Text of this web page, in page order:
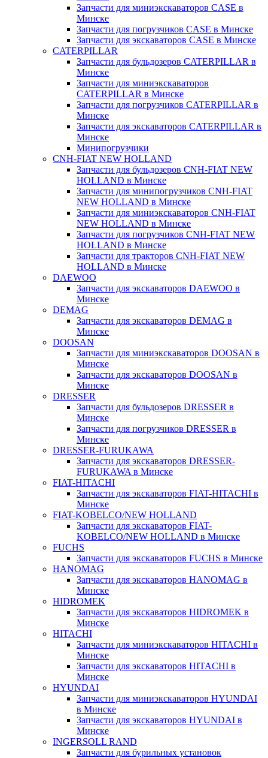
Запчасти для миниэкскаваторов CASE в
Минске
Запчасти для погрузчиков CASE в Минске
Запчасти для экскаваторов CASE в Минске
CATERPILLAR
Запчасти для бульдозеров CATERPILLAR в
Минске
Запчасти для миниэкскаваторов
CATERPILLAR в Минске
Запчасти для погрузчиков CATERPILLAR в
Минске
Запчасти для экскаваторов CATERPILLAR в
Минскe
Минипогрузчики
CNH-FIAT NEW HOLLAND
Запчасти для бульдозеров CNH-FIAT NEW
HOLLAND в Минске
Запчасти для минипогрузчиков CNH-FIAT
NEW HOLLAND в Минске
Запчасти для миниэкскаваторов CNH-FIAT
NEW HOLLAND в Минске
Запчасти для погрузчиков CNH-FIAT NEW
HOLLAND в Минске
Запчасти для тракторов CNH-FIAT NEW
HOLLAND в Минске
DAEWOO
Запчасти для экскаваторов DAEWOO в
Минске
DEMAG
Запчасти для экскаваторов DEMAG в
Минске
DOOSAN
Запчасти для миниэкскаваторов DOOSAN в
Минске
Запчасти для экскаваторов DOOSAN в
Минске
DRESSER
Запчасти для бульдозеров DRESSER в
Минске
Запчасти для погрузчиков DRESSER в
Минске
DRESSER-FURUKAWA
Запчасти для экскаваторов DRESSER-
FURUKAWA в Минске
FIAT-HITACHI
Запчасти для экскаваторов FIAT-HITACHI в
Минске
FIAT-KOBELCO/NEW HOLLAND
Запчасти для экскаваторов FIAT-
KOBELCO/NEW HOLLAND в Минске
FUCHS
Запчасти для экскаваторов FUCHS в Минске
HANOMAG
Запчасти для экскаваторов HANOMAG в
Минске
HIDROMEK
Запчасти для экскаваторов HIDROMEK в
Минске
HITACHI
Запчасти для миниэкскаваторов HITACHI в
Минске
Запчасти для экскаваторов HITACHI в
Минске
HYUNDAI
Запчасти для миниэкскаваторов HYUNDAI
в Минске
Запчасти для экскаваторов HYUNDAI в
Минске
INGERSOLL RAND
Запчасти для бурильных установок